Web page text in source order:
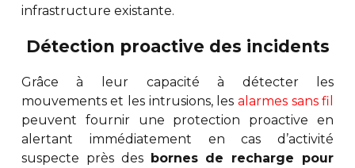
infrastructure existante.
Détection proactive des incidents
Grâce à leur capacité à détecter les
mouvements et les intrusions, lesalarmes sans fil
peuvent fournir une protection proactive en
alertant immédiatement en cas d’activité
suspecte près des bornes de recharge pour